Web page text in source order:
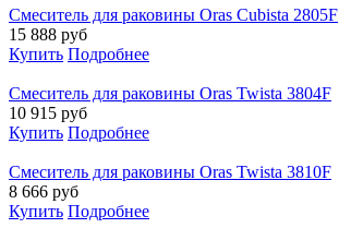
Смеситель для раковины Oras Cubista 2805F
15 888 руб
Купить Подробнее
Смеситель для раковины Oras Twista 3804F
10 915 руб
Купить Подробнее
Смеситель для раковины Oras Twista 3810F
8 666 руб
Купить Подробнее